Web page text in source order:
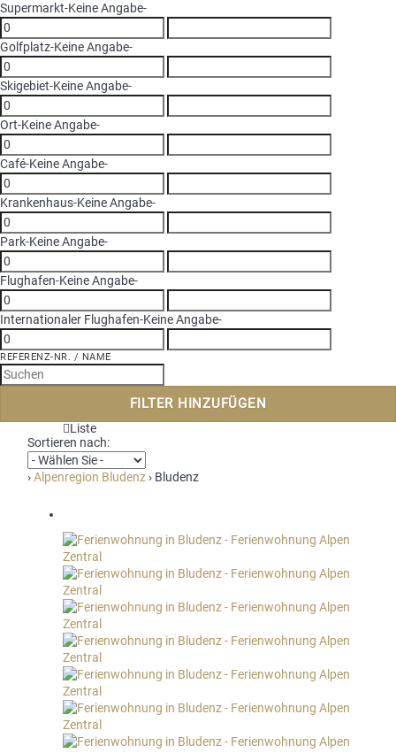
Supermarkt-Keine Angabe-
Golfplatz-Keine Angabe-
Skigebiet-Keine Angabe-
Ort-Keine Angabe-
Café-Keine Angabe-
Krankenhaus-Keine Angabe-
Park-Keine Angabe-
Flughafen-Keine Angabe-
Internationaler Flughafen-Keine Angabe-
REFERENZ-NR. / NAME
FILTER HINZUFÜGEN
Liste
Sortieren nach:
›Alpenregion Bludenz› Bludenz